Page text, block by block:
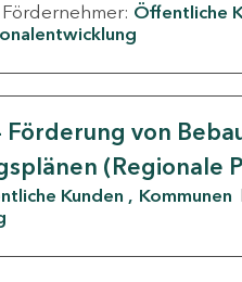
Fördernehmer: Öffentliche
Förderung von
(Regionale
Kunden Kommunen